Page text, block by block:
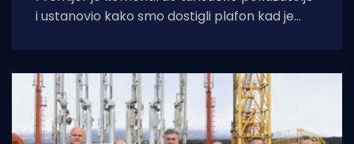
i ustanovio kako smo dostigli plafon kad je